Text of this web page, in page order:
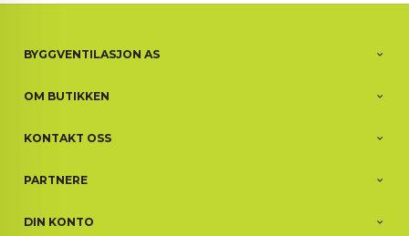
BYGGVENTILASJON AS
OM BUTIKKEN
KONTAKT OSS
PARTNERE
DIN KONTO